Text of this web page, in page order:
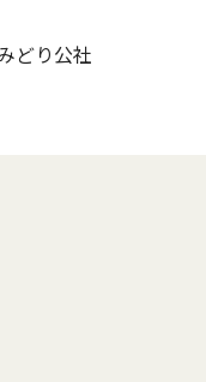
どり公社